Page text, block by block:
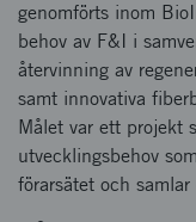
genomförts inom
behov av F&I i
återvinning av
samt innovativa
Målet var ett projekt
utvecklingsbehov
förarsätet och